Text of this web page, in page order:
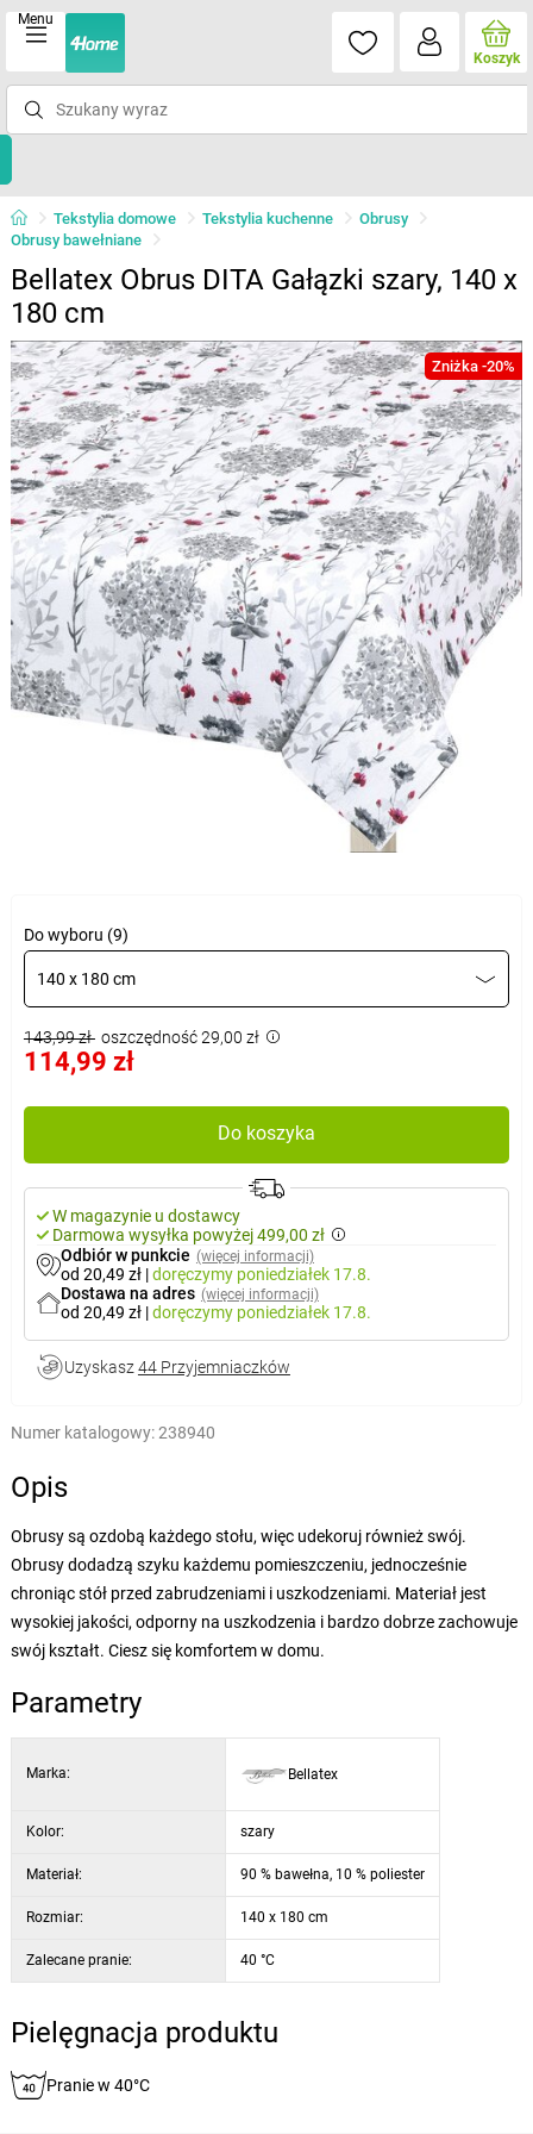
Menu
Koszyk
Tekstylia domowe Tekstylia kuchenne
Obrusy
Obrusy bawełniane
Bellatex Obrus DITA Gałązki szary, 140 x
180 cm
Zniżka -20%
Do wyboru (9)
140 x 180 cm
143,99 zł oszczędność 29,00 zł
114,99 zł
Do koszyka
W magazynie u dostawcy
Darmowa wysyłka powyżej 499,00 zł
Odbiór w punkcie (więcej informacji)
od 20,49 zł |doręczymy poniedziałek 17.8.
Dostawa na adres (więcej informacji)
od 20,49 zł |doręczymy poniedziałek 17.8.
Uzyskasz 44 Przyjemniaczków
Numer katalogowy:238940
Opis
Obrusy są ozdobą każdego stołu, więc udekoruj również swój.
Obrusy dodadzą szyku każdemu pomieszczeniu, jednocześnie
chroniąc stół przed zabrudzeniami i uszkodzeniami. Materiał jest
wysokiej jakości, odporny na uszkodzenia i bardzo dobrze zachowuje
swój kształt. Ciesz się komfortem w domu.
Parametry
Marka: Bellatex
Kolor: szary
Materiał: 90 % bawełna, 10 % poliester
Rozmiar: 140 x 180 cm
Zalecane pranie: 40 °C
Pielęgnacja produktu
Pranie w 40°C